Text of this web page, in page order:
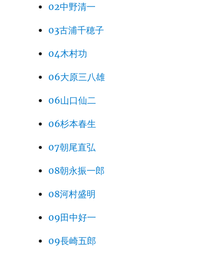
02中野清一
03古浦千穂子
04木村功
06大原三八雄
06山口仙二
06杉本春生
07朝尾直弘
08朝永振一郎
08河村盛明
09田中好一
09長崎五郎